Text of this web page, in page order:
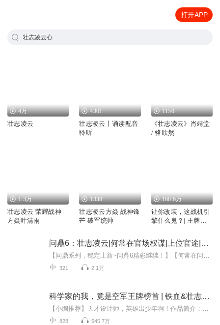
打开APP
壮志凌云心
4万
壮志凌云
4301
壮志凌云丨诵读配音
聆听
1150
《壮志凌云》肖靖堂
/ 骆欣然
1.3万
壮志凌云 荣耀战神
方焱叶清雨
1338
壮志凌云方焱 战神锋
芒 破军统帅
160.6万
让你改装，这战机引
擎什么鬼？| 王牌空
问鼎6：壮志凌云|何常在官场权谋|上位官途|侯卫东
321 2.1万
科学家的我，竟是空军王牌榜首 | 铁血&壮志凌云
828 545.7万